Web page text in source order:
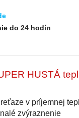
do 24 hodín
HUSTÁ
v príjemnej
zvýraznenie